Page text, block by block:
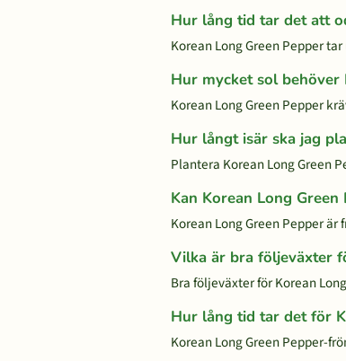
Hur lång tid tar det att
Korean Long Green Pepper
Hur mycket sol behöver
Korean Long Green Pepper
Hur långt isär ska jag
Plantera Korean Long Green
Kan Korean Long
Korean Long Green Pepper
Vilka är bra följeväxter
Bra följeväxter för Korean
Hur lång tid tar det för
Korean Long Green Pepper-